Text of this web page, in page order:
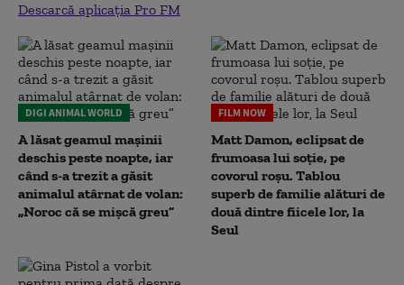
Descarcă aplicația Pro FM
DIGI ANIMAL WORLD
A lăsat geamul mașinii
deschis peste noapte, iar
când s-a trezit a găsit
animalul atârnat de volan:
„Noroc că se mișcă greu”
FILM NOW
Matt Damon, eclipsat de
frumoasa lui soție, pe
covorul roșu. Tablou
superb de familie alături de
două dintre fiicele lor, la
Seul